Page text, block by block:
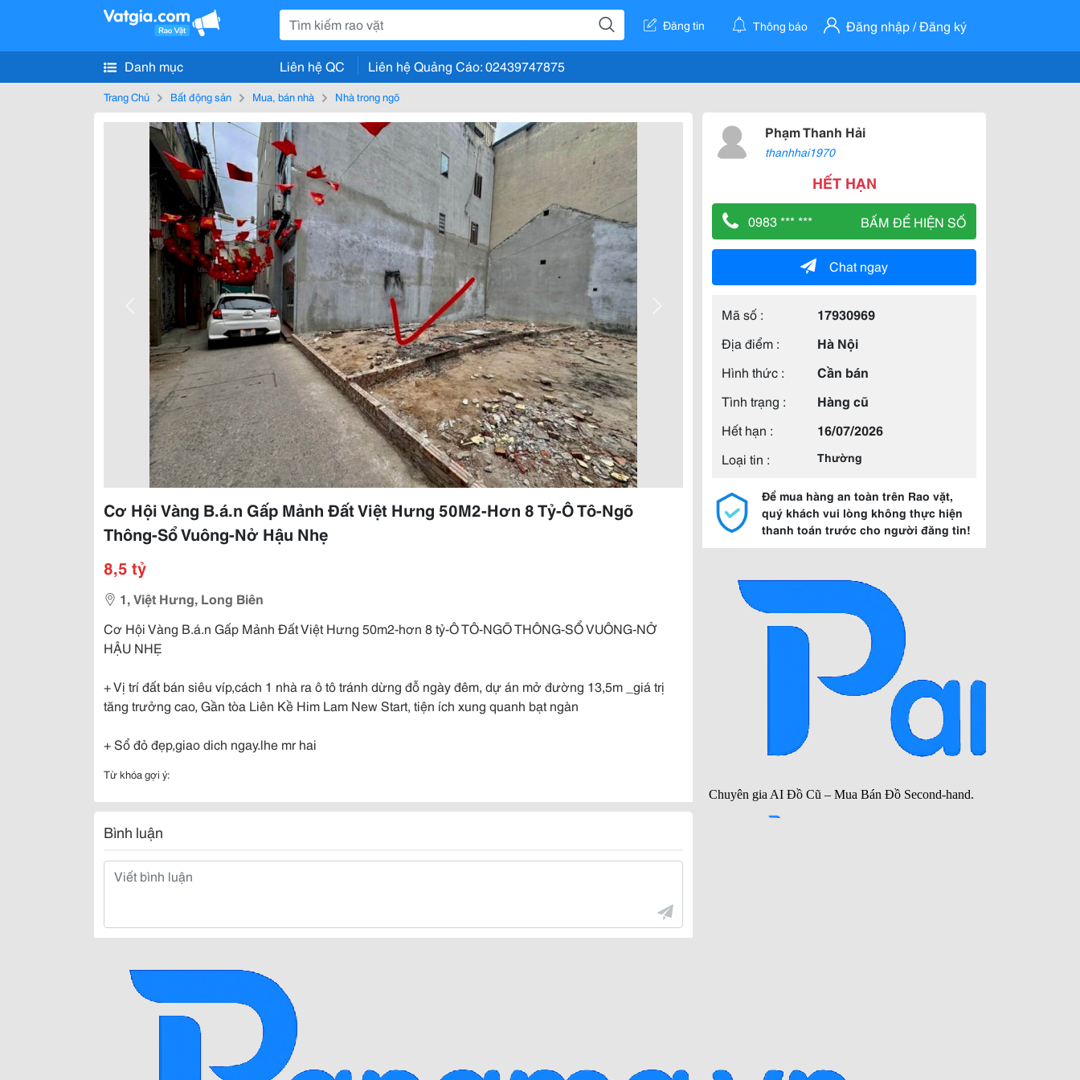
Đăng tin Thông báo Đăng nhập / Đăng ký
Danh mục Liên hệ QC Liên hệ Quảng Cáo: 02439747875
Trang Chủ Bất động sản Mua, bán nhà Nhà trong ngõ
Cơ Hội Vàng B.á.n Gấp Mảnh Đất Việt Hưng 50M2-Hơn 8 Tỷ-Ô Tô-Ngõ
Thông-Sổ Vuông-Nở Hậu Nhẹ
8,5 tỷ
1, Việt Hưng, Long Biên
Cơ Hội Vàng B.á.n Gấp Mảnh Đất Việt Hưng 50m2-hơn 8 tỷ-Ô TÔ-NGÕ THÔNG-SỔ VUÔNG-NỞ
HẬU NHẸ
+ Vị trí đất bán siêu víp,cách 1 nhà ra ô tô tránh dừng đỗ ngày đêm, dự án mở đường 13,5m _giá trị
tăng trưởng cao, Gần tòa Liên Kề Him Lam New Start, tiện ích xung quanh bạt ngàn
+ Sổ đỏ đẹp,giao dich ngay.lhe mr hai
Từ khóa gợi ý:
Bình luận
Phạm Thanh Hải
thanhhai1970
HẾT HẠN
0983 *** *** BẤM ĐỂ HIỆN SỐ
Chat ngay
Mã số :
17930969
Địa điểm :
Hà Nội
Hình thức :
Cần bán
Tình trạng :
Hàng cũ
Hết hạn :
16/07/2026
Loại tin :
Thường
Để mua hàng an toàn trên Rao vặt,
quý khách vui lòng không thực hiện
thanh toán trước cho người đăng tin!